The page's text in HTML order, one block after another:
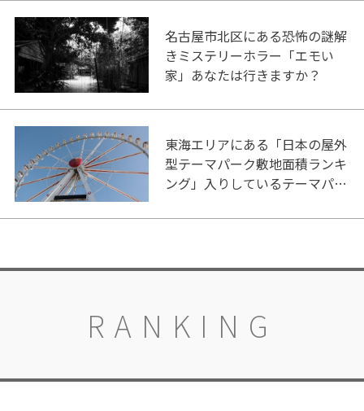
名古屋市北区にある恐怖の謎解
きミステリーホラー「エモい
家」あなたは行きますか？
東海エリアにある「日本の屋外
型テーマパーク敷地面積ランキ
ング」入りしているテーマパー
RANKING